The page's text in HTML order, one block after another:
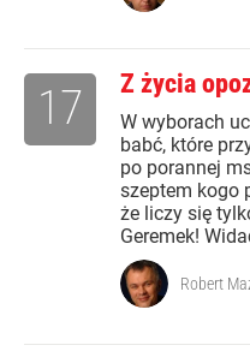
Z życia
W wyborach
babć, które
po porannej
szeptem kogo
że liczy się
Geremek!
17
Robert